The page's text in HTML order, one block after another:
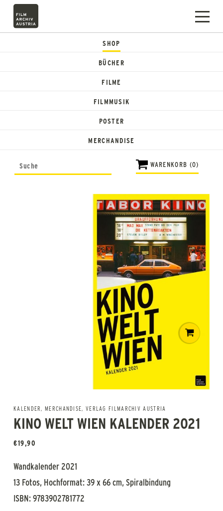
SHOP
BÜCHER
FILME
FILMMUSIK
POSTER
MERCHANDISE
WARENKORB (0)
KALENDER,MERCHANDISE, VERLAG FILMARCHIV AUSTRIA
KINO WELT WIEN KALENDER 2021
€19,90
Wandkalender 2021
13 Fotos, Hochformat: 39 x 66 cm, Spiralbindung
ISBN: 9783902781772